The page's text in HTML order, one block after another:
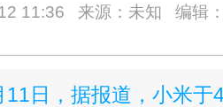
11:36 来源：未知 编辑
11日，据报道，小米于